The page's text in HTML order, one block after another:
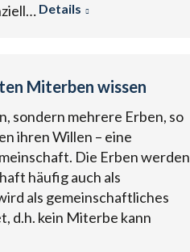
Details
Miterben wissen
sondern mehrere Erben, so
ihren Willen – eine
Die Erben werden
häufig auch als
als gemeinschaftliches
d.h. kein Miterbe kann